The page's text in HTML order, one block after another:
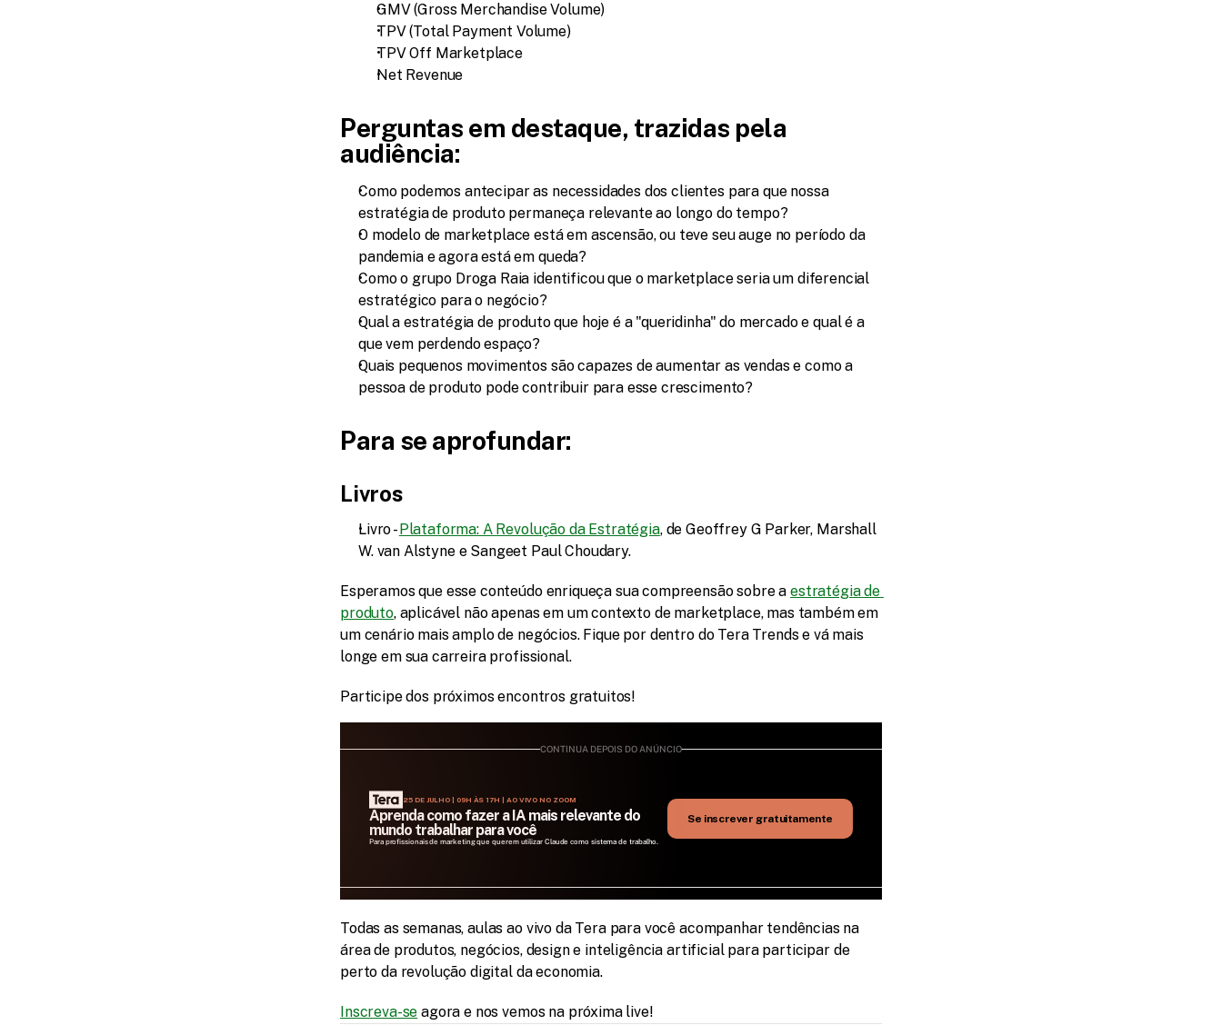
GMV (Gross Merchandise Volume)
TPV (Total Payment Volume)
TPV Off Marketplace
Net Revenue
Perguntas em destaque, trazidas pela
audiência:
Como podemos antecipar as necessidades dos clientes para que nossa
estratégia de produto permaneça relevante ao longo do tempo?
O modelo de marketplace está em ascensão, ou teve seu auge no período da
pandemia e agora está em queda?
Como o grupo Droga Raia identificou que o marketplace seria um diferencial
estratégico para o negócio?
Qual a estratégia de produto que hoje é a "queridinha" do mercado e qual é a
que vem perdendo espaço?
Quais pequenos movimentos são capazes de aumentar as vendas e como a
pessoa de produto pode contribuir para esse crescimento?
Para se aprofundar:
Livros
Livro - Plataforma: A Revolução da Estratégia, de Geoffrey G Parker, Marshall
W. van Alstyne e Sangeet Paul Choudary.
Esperamos que esse conteúdo enriqueça sua compreensão sobre a estratégia de
produto, aplicável não apenas em um contexto de marketplace, mas também em
um cenário mais amplo de negócios. Fique por dentro do Tera Trends e vá mais
longe em sua carreira profissional.
Participe dos próximos encontros gratuitos!
CONTINUA DEPOIS DO ANÚNCIO
25 DE JULHO | 09H ÀS 17H | AO VIVO NO ZOOM
Aprenda como fazer a IA mais relevante do
mundo trabalhar para você
Para profissionais de marketing que querem utilizar Claude como sistema de trabalho.
Se inscrever gratuitamente
Todas as semanas, aulas ao vivo da Tera para você acompanhar tendências na
área de produtos, negócios, design e inteligência artificial para participar de
perto da revolução digital da economia.
Inscreva-se agora e nos vemos na próxima live!